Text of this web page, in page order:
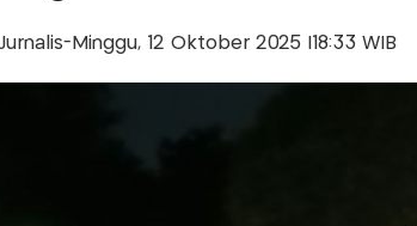
Minggu, 12 Oktober 2025 |18:33 WIB